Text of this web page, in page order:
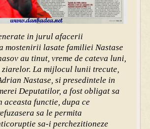
in jurul afacerii
mostenirii lasate familiei Nastase
au tinut, vreme de cateva luni,
La mijlocul lunii trecute,
Nastase, si presedintele in
Deputatilor, a fost obligat sa
aceasta functie, dupa ce
sa le permita
sa-i perchezitioneze